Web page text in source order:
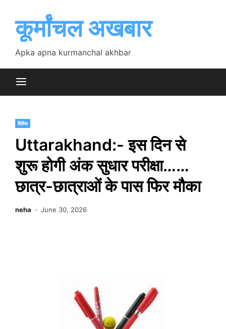
contentकूर्मांचल अखबार
Apka apna kurmanchal akhbar
विविध
Uttarakhand:- इस दिन से
शुरू होगी अंक सुधार परीक्षा……
छात्र-छात्राओं के पास फिर मौका
neha June 30, 2026